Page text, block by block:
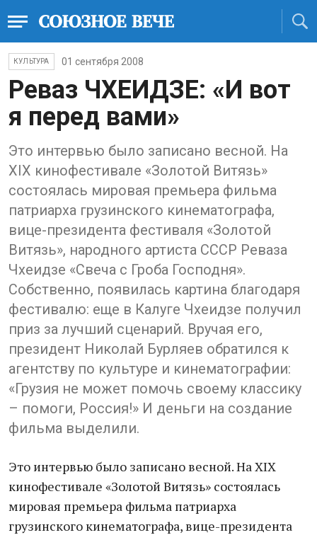
КУЛЬТУРА 01 сентября 2008
Реваз ЧХЕИДЗЕ: «И вот
я перед вами»
Это интервью было записано весной. На
ХIХ кинофестивале «Золотой Витязь»
состоялась мировая премьера фильма
патриарха грузинского кинематографа,
вице-президента фестиваля «Золотой
Витязь», народного артиста СССР Реваза
Чхеидзе «Свеча с Гроба Господня».
Собственно, появилась картина благодаря
фестивалю: еще в Калуге Чхеидзе получил
приз за лучший сценарий. Вручая его,
президент Николай Бурляев обратился к
агентству по культуре и кинематографии:
«Грузия не может помочь своему классику
– помоги, Россия!» И деньги на создание
фильма выделили.
Это интервью было записано весной. На ХIХ
кинофестивале «Золотой Витязь» состоялась
мировая премьера фильма патриарха
грузинского кинематографа, вице-президента